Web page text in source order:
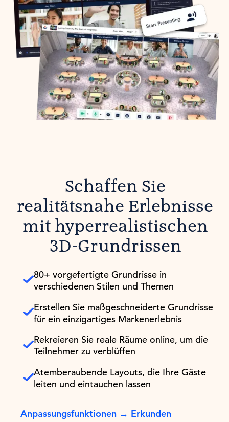
Schaffen Sie
realitätsnahe Erlebnisse
mit hyperrealistischen
3D-Grundrissen
80+ vorgefertigte Grundrisse in
verschiedenen Stilen und Themen
Erstellen Sie maßgeschneiderte Grundrisse
für ein einzigartiges Markenerlebnis
Rekreieren Sie reale Räume online, um die
Teilnehmer zu verblüffen
Atemberaubende Layouts, die Ihre Gäste
leiten und eintauchen lassen
Anpassungsfunktionen → Erkunden